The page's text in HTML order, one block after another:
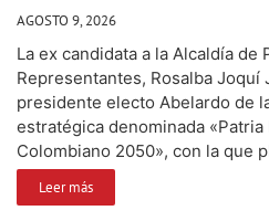
AGOSTO 9, 2026
La ex candidata a la Alcaldía de
Representantes, Rosalba Joquí
presidente electo Abelardo de
estratégica denominada
Colombiano 2050», con la que
Leer más